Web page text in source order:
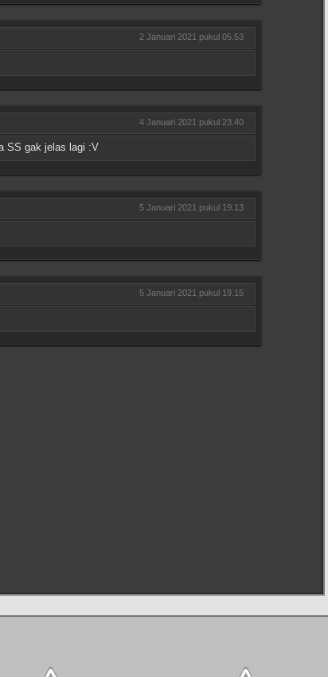
2 Januari 2021 pukul 05.53
4 Januari 2021 pukul 23.40
SS gak jelas lagi :V
5 Januari 2021 pukul 19.13
5 Januari 2021 pukul 19.15